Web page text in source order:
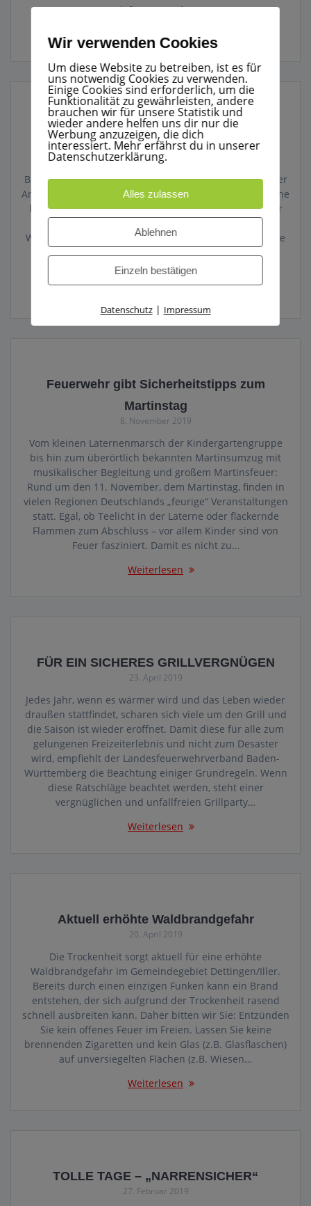
Telefongespräche.…
Weiterlesen
ALLE JAHRE WIEDER
20. Dezember 2019
Weihnachten – für viele ein Fest der Freude und
Besinnlichkeit. Für so manchen aber auch ein Fest voller
Angst und Schrecken, oft mit schlimmen Folgen. Nur eine
kleine Unachtsamkeit und schon steht das Symbol der
Festlichkeit in hellen Flammen. Damit aus Ihrer
Weihnachtsfeier kein Weihnachtsfeuer wird, hier einige
Tipps des Landesfeuerwehrverbandes Baden-
Württemberg. Kaufen Sie den…
Feuerwehr gibt Sicherheitstipps zum
Martinstag
8. November 2019
Vom kleinen Laternenmarsch der Kindergartengruppe
bis hin zum überörtlich bekannten Martinsumzug mit
musikalischer Begleitung und großem Martinsfeuer:
Rund um den 11. November, dem Martinstag, finden in
vielen Regionen Deutschlands „feurige“ Veranstaltungen
statt. Egal, ob Teelicht in der Laterne oder flackernde
Flammen zum Abschluss – vor allem Kinder sind von
Feuer fasziniert. Damit es nicht zu…
Weiterlesen
FÜR EIN SICHERES GRILLVERGNÜGEN
23. April 2019
Jedes Jahr, wenn es wärmer wird und das Leben wieder
draußen stattfindet, scharen sich viele um den Grill und
die Saison ist wieder eröffnet. Damit diese für alle zum
gelungenen Freizeiterlebnis und nicht zum Desaster
wird, empfiehlt der Landesfeuerwehrverband Baden-
Württemberg die Beachtung einiger Grundregeln. Wenn
diese Ratschläge beachtet werden, steht einer
vergnüglichen und unfallfreien Grillparty…
Weiterlesen
Aktuell erhöhte Waldbrandgefahr
20. April 2019
Die Trockenheit sorgt aktuell für eine erhöhte
Waldbrandgefahr im Gemeindegebiet Dettingen/Iller.
Bereits durch einen einzigen Funken kann ein Brand
entstehen, der sich aufgrund der Trockenheit rasend
schnell ausbreiten kann. Daher bitten wir Sie: Entzünden
Sie kein offenes Feuer im Freien. Lassen Sie keine
brennenden Zigaretten und kein Glas (z.B. Glasflaschen)
auf unversiegelten Flächen (z.B. Wiesen…
Weiterlesen
TOLLE TAGE – „NARRENSICHER“
27. Februar 2019
Wir verwenden Cookies
Um diese Website zu betreiben, ist es für
uns notwendig Cookies zu verwenden.
Einige Cookies sind erforderlich, um die
Funktionalität zu gewährleisten, andere
brauchen wir für unsere Statistik und
wieder andere helfen uns dir nur die
Werbung anzuzeigen, die dich
interessiert. Mehr erfährst du in unserer
Datenschutzerklärung.
Alles zulassen
Ablehnen
Einzeln bestätigen
Datenschutz| Impressum